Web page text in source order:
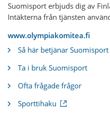
Suomisport erbjuds dig av
Intäkterna från tjänsten
www.olympiakomitea.fi
Så här betjänar
Ta i bruk Suomisport
Ofta frågade frågor
Sporttihaku(